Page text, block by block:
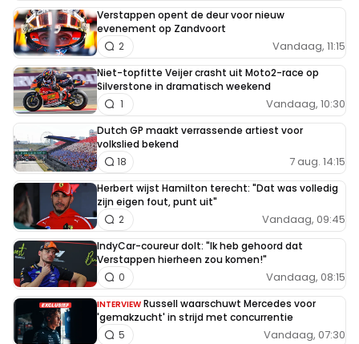
Verstappen opent de deur voor nieuw
evenement op Zandvoort
Vandaag, 11:15
2
Niet-topfitte Veijer crasht uit Moto2-race op
Silverstone in dramatisch weekend
Vandaag, 10:30
1
Dutch GP maakt verrassende artiest voor
volkslied bekend
7 aug. 14:15
18
Herbert wijst Hamilton terecht: "Dat was volledig
zijn eigen fout, punt uit"
Vandaag, 09:45
2
IndyCar-coureur dolt: "Ik heb gehoord dat
Verstappen hierheen zou komen!"
Vandaag, 08:15
0
INTERVIEW Russell waarschuwt Mercedes voor
'gemakzucht' in strijd met concurrentie
Vandaag, 07:30
5